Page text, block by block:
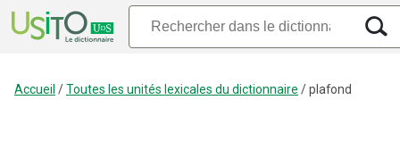
Accueil /Toutes les unités lexicales du dictionnaire /plafond